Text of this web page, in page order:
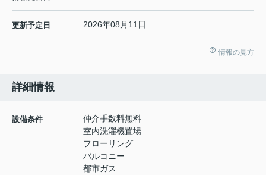
更新予定日 2026年08月11日
情報の見方
詳細情報
設備条件
仲介手数料無料
室内洗濯機置場
フローリング
バルコニー
都市ガス